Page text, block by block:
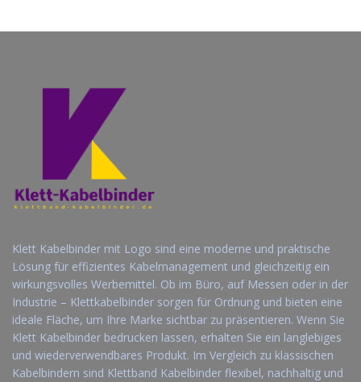
Klett Kabelbinder mit Logo sind eine moderne und praktische
Lösung für effizientes Kabelmanagement und gleichzeitig ein
wirkungsvolles Werbemittel. Ob im Büro, auf Messen oder in der
Industrie – Klettkabelbinder sorgen für Ordnung und bieten eine
ideale Fläche, um Ihre Marke sichtbar zu präsentieren. Wenn Sie
Klett Kabelbinder bedrucken lassen, erhalten Sie ein langlebiges
und wiederverwendbares Produkt. Im Vergleich zu klassischen
Kabelbindern sind Klettband Kabelbinder flexibel, nachhaltig und